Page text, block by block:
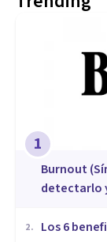
1
Burnout
detectarlo
2. ​Los 6